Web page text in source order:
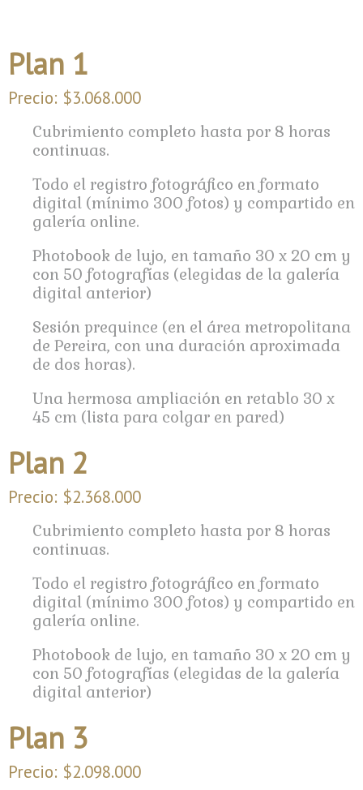
Plan 1
Precio: $3.068.000
Cubrimiento completo hasta por 8 horas
continuas.
Todo el registro fotográfico en formato
digital (mínimo 300 fotos) y compartido en
galería online.
Photobook de lujo, en tamaño 30 x 20 cm y
con 50 fotografías (elegidas de la galería
digital anterior)
Sesión prequince (en el área metropolitana
de Pereira, con una duración aproximada
de dos horas).
Una hermosa ampliación en retablo 30 x
45 cm (lista para colgar en pared)
Plan 2
Precio: $2.368.000
Cubrimiento completo hasta por 8 horas
continuas.
Todo el registro fotográfico en formato
digital (mínimo 300 fotos) y compartido en
galería online.
Photobook de lujo, en tamaño 30 x 20 cm y
con 50 fotografías (elegidas de la galería
digital anterior)
Plan 3
Precio: $2.098.000